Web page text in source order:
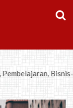
Opini,